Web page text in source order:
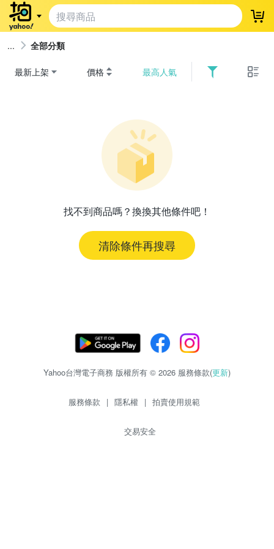
登
全部分類
最新上架 價格 最高人氣
找不到商品嗎？換換其他條件吧！
清除條件再搜尋
Yahoo台灣電子商務 版權所有 © 2026 服務條款(更新)
服務條款 | 隱私權 | 拍賣使用規範
交易安全